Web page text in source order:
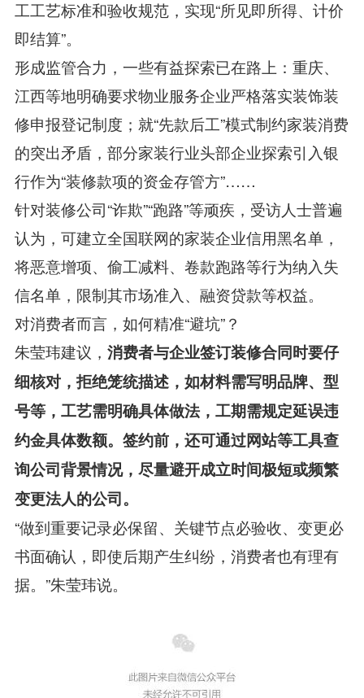
工工艺标准和验收规范，实现“所见即所得、计价
即结算”。
形成监管合力，一些有益探索已在路上：重庆、
江西等地明确要求物业服务企业严格落实装饰装
修申报登记制度；就“先款后工”模式制约家装消费
的突出矛盾，部分家装行业头部企业探索引入银
行作为“装修款项的资金存管方”……
针对装修公司“诈欺”“跑路”等顽疾，受访人士普遍
认为，可建立全国联网的家装企业信用黑名单，
将恶意增项、偷工减料、卷款跑路等行为纳入失
信名单，限制其市场准入、融资贷款等权益。
对消费者而言，如何精准“避坑”？
朱莹玮建议， 消费者与企业签订装修合同时要仔
细核对，拒绝笼统描述，如材料需写明品牌、型
号等，工艺需明确具体做法，工期需规定延误违
约金具体数额。签约前，还可通过网站等工具查
询公司背景情况，尽量避开成立时间极短或频繁
变更法人的公司。
“做到重要记录必保留、关键节点必验收、变更必
书面确认，即使后期产生纠纷，消费者也有理有
据。”朱莹玮说。